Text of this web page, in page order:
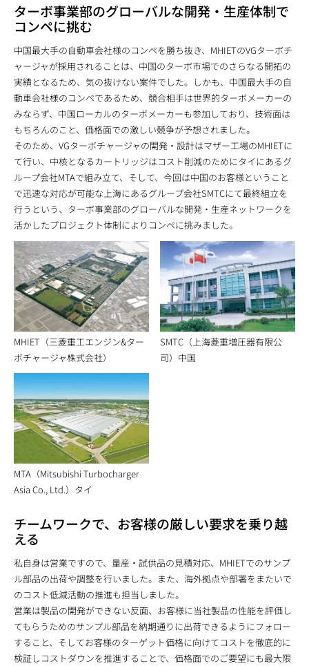
ターボ事業部のグローバルな開発・生産体制で
コンペに挑む
中国最大手の自動車会社様のコンペを勝ち抜き、MHIETのVGターボチ
ャージャが採用されることは、中国のターボ市場でのさらなる開拓の
実績となるため、気の抜けない案件でした。しかも、中国最大手の⾃
動⾞会社様のコンペであるため、競合相手は世界的ターボメーカーの
みならず、中国ローカルのターボメーカーも参加しており、技術面は
もちろんのこと、価格面での激しい競争が予想されました。
そのため、VGターボチャージャの開発・設計はマザー工場のMHIETに
て行い、中核となるカートリッジはコスト削減のためにタイにあるグ
ループ会社MTAで組み立て、そして、今回は中国のお客様ということ
で迅速な対応が可能な上海にあるグループ会社SMTCにて最終組立を
行うという、ターボ事業部のグローバルな開発・生産ネットワークを
活かしたプロジェクト体制によりコンペに挑みました。
MHIET（三菱重工エンジン&ター
ボチャージャ株式会社）
SMTC（上海菱重増圧器有限公
司）中国
MTA（Mitsubishi Turbocharger
Asia Co., Ltd.）タイ
チームワークで、お客様の厳しい要求を乗り越
える
私自身は営業ですので、量産・試供品の見積対応、MHIETでのサンプ
ル部品の出荷や調整を行いました。また、海外拠点や部署をまたいで
のコスト低減活動の推進も担当しました。
営業は製品の開発ができない反面、お客様に当社製品の性能を評価し
てもらうためのサンプル部品を納期通りに出荷できるようにフォロー
すること、そしてお客様のターゲット価格に向けてコストを徹底的に
検証しコストダウンを推進することで、価格面でのご要望にも最大限